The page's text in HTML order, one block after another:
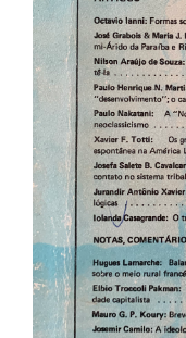
artigos